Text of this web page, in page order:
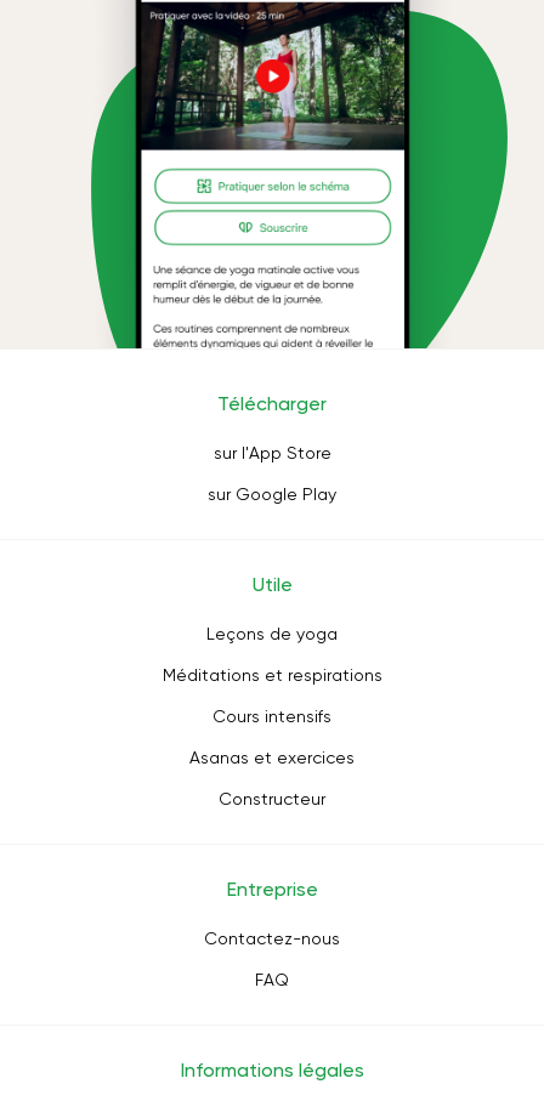
Télécharger
sur l'App Store
sur Google Play
Utile
Leçons de yoga
Méditations et respirations
Cours intensifs
Asanas et exercices
Constructeur
Entreprise
Contactez-nous
FAQ
Informations légales